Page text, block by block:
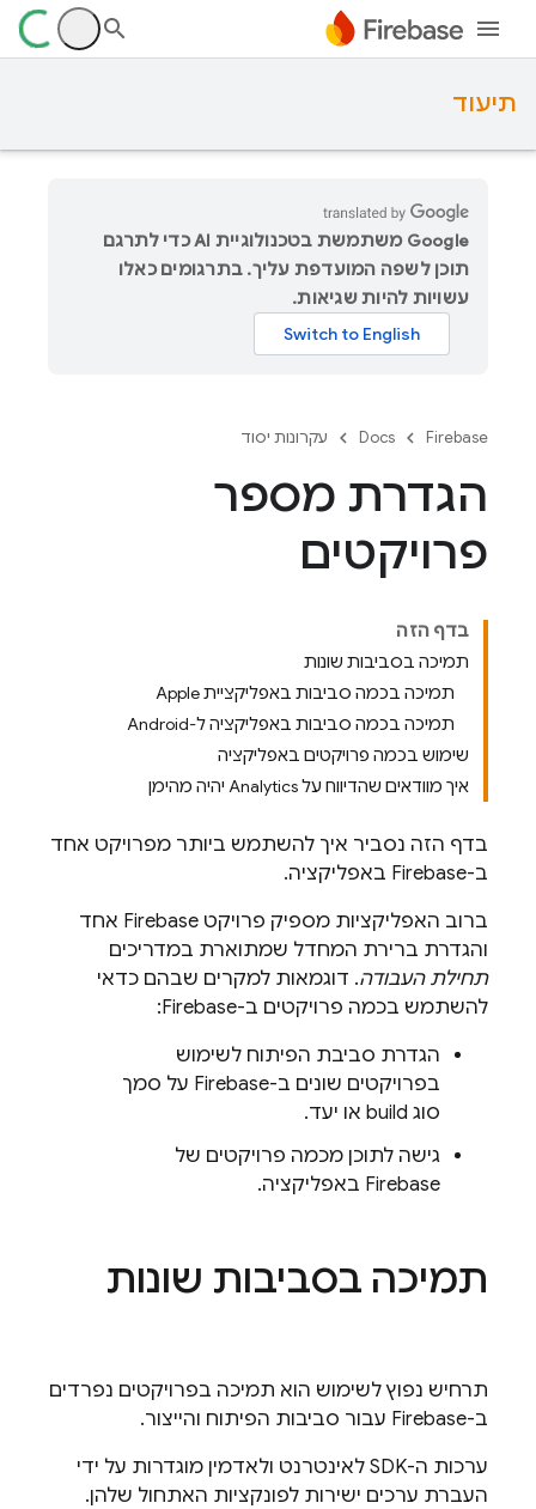
תיעוד
‫Google משתמשת בטכנולוגיית AI כדי לתרגם
תוכן לשפה המועדפת עליך. בתרגומים כאלו
עשויות להיות שגיאות.
Firebase
Docs עקרונות יסוד
הגדרת מספר
פרויקטים
בדף הזה
תמיכה בסביבות שונות
תמיכה בכמה סביבות באפליקציית Apple
תמיכה בכמה סביבות באפליקציה ל-Android
שימוש בכמה פרויקטים באפליקציה
איך מוודאים שהדיווח על Analytics יהיה מהימן
בדף הזה נסביר איך להשתמש ביותר מפרויקט אחד
ב-Firebase באפליקציה.
ברוב האפליקציות מספיק פרויקט Firebase אחד
והגדרת ברירת המחדל שמתוארת במדריכים
תחילת העבודה. דוגמאות למקרים שבהם כדאי
להשתמש בכמה פרויקטים ב-Firebase:
הגדרת סביבת הפיתוח לשימוש
בפרויקטים שונים ב-Firebase על סמך
סוג build או יעד.
גישה לתוכן מכמה פרויקטים של
Firebase באפליקציה.
תמיכה בסביבות שונות
תרחיש נפוץ לשימוש הוא תמיכה בפרויקטים נפרדים
ב-Firebase עבור סביבות הפיתוח והייצור.
ערכות ה-SDK לאינטרנט ולאדמין מוגדרות על ידי
העברת ערכים ישירות לפונקציות האתחול שלהן.